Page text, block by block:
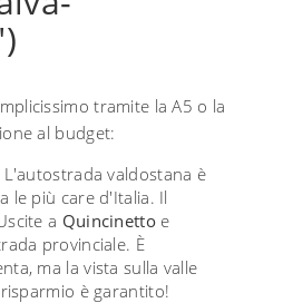
tramite la A5 o la
al budget:
L'autostrada valdostana è
le più care d'Italia. Il
a Quincinettoe
provinciale. È
ma la vista sulla valle
è garantito!